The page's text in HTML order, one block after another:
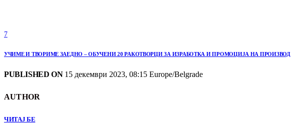
7
УЧИМЕ И ТВОРИМЕ ЗАЕДНО – ОБУЧЕНИ 20 РАКОТВОРЦИ ЗА ИЗРАБОТКА И ПРОМОЦИЈА НА ПРОИЗВОД
PUBLISHED ON15 декември 2023, 08:15 Europe/Belgrade
AUTHOR
ЧИТАЈ БЕ